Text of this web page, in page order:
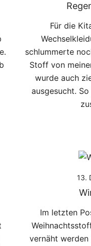
Für die
schlummerte
Stoff von
wurde auch
ausgesucht.
13.
Im letzten
vernäht